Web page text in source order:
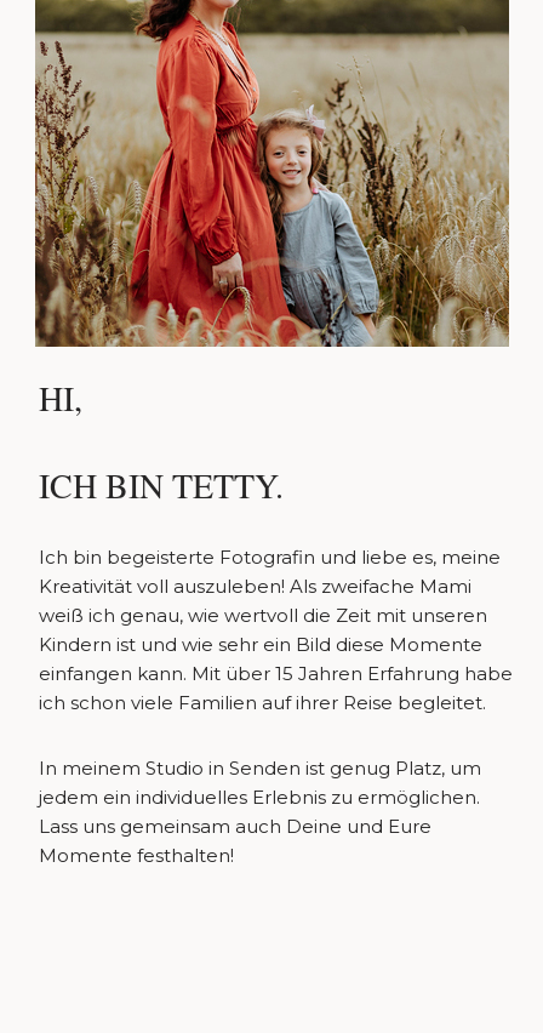
HI,
ICH BIN TETTY.
Ich bin begeisterte Fotografin und liebe es, meine
Kreativität voll auszuleben! Als zweifache Mami
weiß ich genau, wie wertvoll die Zeit mit unseren
Kindern ist und wie sehr ein Bild diese Momente
einfangen kann. Mit über 15 Jahren Erfahrung habe
ich schon viele Familien auf ihrer Reise begleitet.
In meinem Studio in Senden ist genug Platz, um
jedem ein individuelles Erlebnis zu ermöglichen.
Lass uns gemeinsam auch Deine und Eure
Momente festhalten!